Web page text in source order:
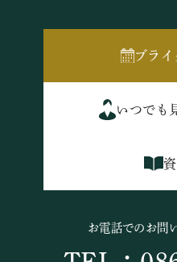
ブラ
いつでも
お電話でのお問